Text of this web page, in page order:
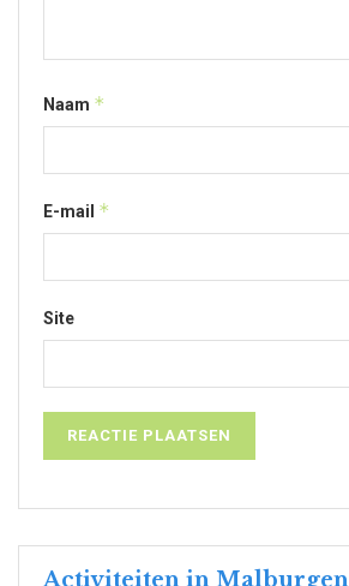
Naam *
E-mail *
Site
Activiteiten in Malburgen